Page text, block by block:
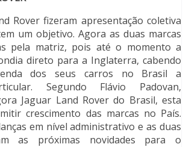
Rover fizeram apresentação coletiva
um objetivo. Agora as duas marcas
pela matriz, pois até o momento a
direto para a Inglaterra, cabendo
dos seus carros no Brasil a
Segundo Flávio Padovan,
Jaguar Land Rover do Brasil, esta
crescimento das marcas no País.
em nível administrativo e as duas
as próximas novidades para o